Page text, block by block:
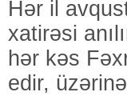
Hər il
xatirəsi
hər kəs
edir,